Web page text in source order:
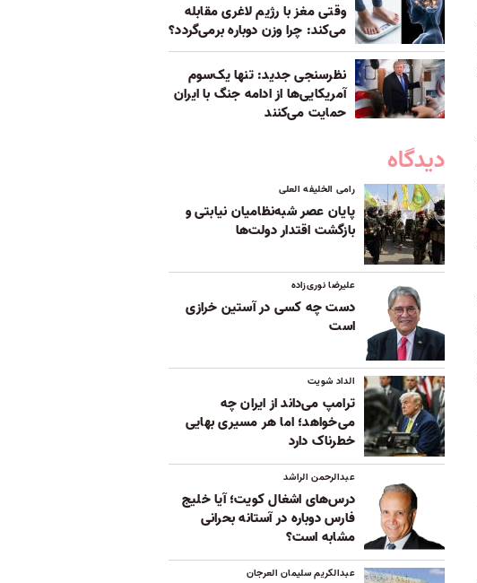
وقتی مغز با رژیم لاغری مقابله
می‌کند: چرا وزن دوباره برمی‌گردد؟
نظرسنجی جدید: تنها یک‌سوم
آمریکایی‌ها از ادامه جنگ با ایران
حمایت می‌کنند
دیدگاه
رامی الخلیفه العلی
پایان عصر شبه‌نظامیان نیابتی و
بازگشت اقتدار دولت‌ها
علیرضا نوری‌زاده
دست چه کسی در آستین خرازی
است
الداد شویت
ترامپ می‌داند از ایران چه
می‌خواهد؛ اما هر مسیری بهایی
خطرناک دارد
عبدالرحمن الراشد
درس‌های اشغال کویت؛ آیا خلیج
فارس دوباره در آستانه بحرانی
مشابه است؟
عبدالکریم سلیمان العرجان